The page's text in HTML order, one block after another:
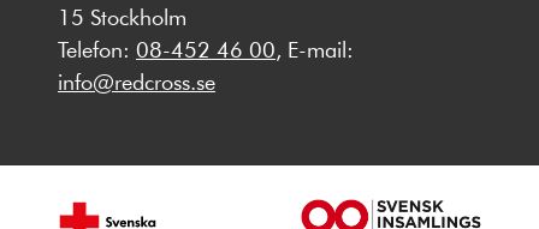
15 Stockholm
Telefon: 08-452 46 00, E-mail:
info@redcross.se